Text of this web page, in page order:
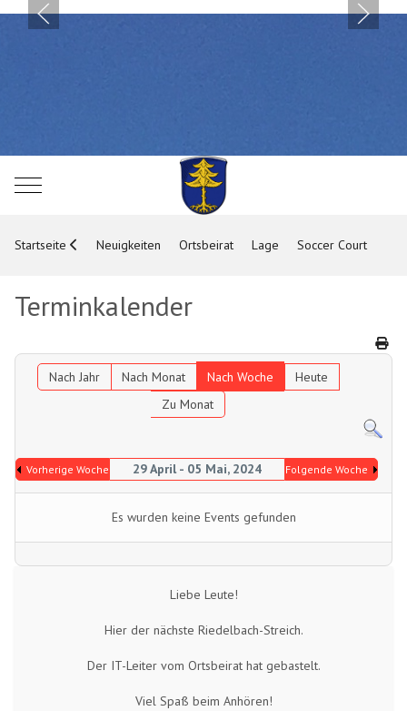
Mobile Menu Toggle
Startseite Neuigkeiten Ortsbeirat Lage Soccer Court
Terminkalender
Nach Jahr Nach Monat Nach Woche
Heute
Zu Monat
Vorherige Woche 29 April - 05 Mai, 2024 Folgende Woche
Es wurden keine Events gefunden
Liebe Leute!
Hier der nächste Riedelbach-Streich.
Der IT-Leiter vom Ortsbeirat hat gebastelt.
Viel Spaß beim Anhören!